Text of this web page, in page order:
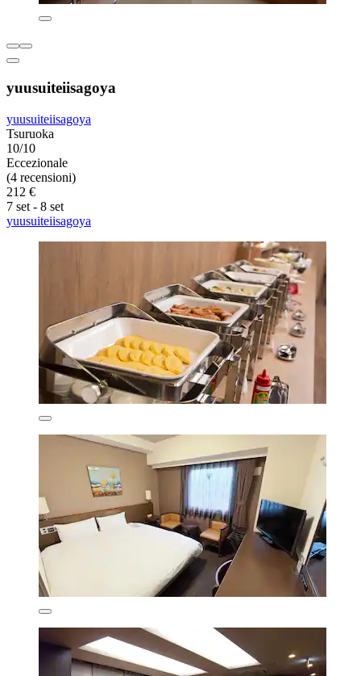
yuusuiteiisagoya
yuusuiteiisagoya
Tsuruoka
10/10
Eccezionale
(4 recensioni)
212 €
7 set - 8 set
yuusuiteiisagoya